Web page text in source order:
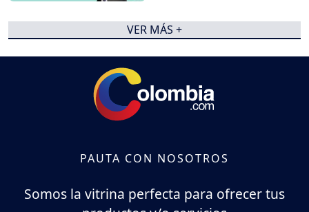
VER MÁS +
PAUTA CON NOSOTROS
Somos la vitrina perfecta para ofrecer tus